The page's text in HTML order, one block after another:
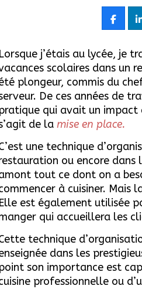
Lorsque j’étais au lycée, je
scolaires dans un
plongeur, commis du
De ces années de
qui avait un impact
de la mise en place.
une technique
ou encore dans
tout ce dont on a
à cuisiner. Mais
Elle est également utilisée
qui accueillera les
technique
dans les
son importance est
professionnelle ou